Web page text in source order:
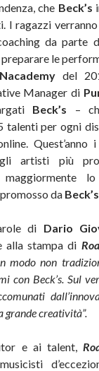
che Beck’s
I ragazzi
da parte
le
del
Manager di
Beck’s –
talenti per ogni
gli artisti più
da Beck’s
di Dario
alla stampa di
modo non
con Beck’s. Sul
grande creatività”.
e ai talent,